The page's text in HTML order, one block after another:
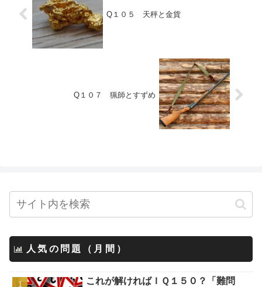
Q１０５ 天秤と金貨
Q１０７ 猟師とすずめ
人気の問題（月間）
これが解ければＩＱ１５０？「難問